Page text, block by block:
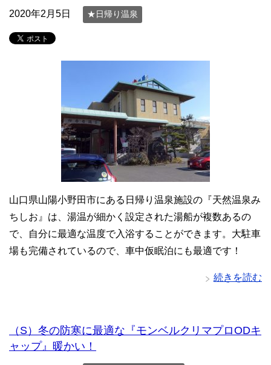
2020年2月5日 ★日帰り温泉
山口県山陽小野田市にある日帰り温泉施設の『天然温泉み
ちしお』は、湯温が細かく設定された湯船が複数あるの
で、自分に最適な温度で入浴することができます。大駐車
場も完備されているので、車中仮眠泊にも最適です！
続きを読む
（S）冬の防寒に最適な『モンベルクリマプロODキ
ャップ』暖かい！